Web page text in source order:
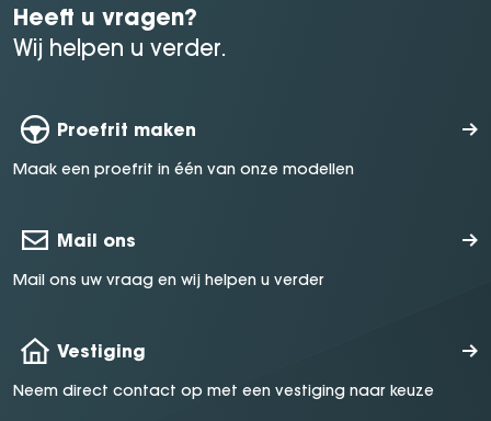
Heeft u vragen?
Wij helpen u verder.
Proefrit maken
Maak een proefrit in één van onze modellen
Mail ons
Mail ons uw vraag en wij helpen u verder
Vestiging
Neem direct contact op met een vestiging naar keuze